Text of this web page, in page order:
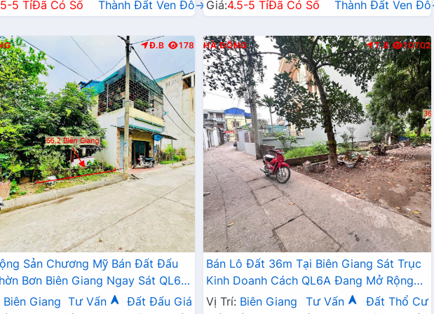
5 TỉĐã Có Sổ Thành Đất Ven Đô→ Giá:4.5-5 TỉĐã Có Sổ Thành Đất Ven
Đ.B 178
Sản Chương Mỹ Bán Đất Đấu
Bơn Biên Giang Ngay Sát QL6A,
Lĩnh Đang Triển Khai Mở Rộng
Biên Giang Tư Vấn
Đất Đấu Giá
HÀ ĐÔNG T.B 10702
Bán Lô Đất 36m Tại Biên Giang Sát Trục
Kinh Doanh Cách QL6A Đang Mở Rộng
Chỉ Vài Trăm Mét
Vị Trí: Biên Giang Tư Vấn
Đất Thổ Cư